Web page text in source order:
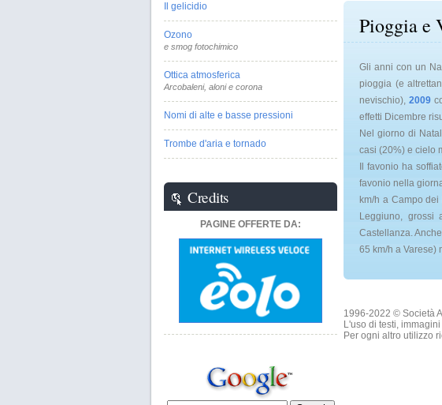
Pioggia e
Gli anni con un
pioggia (e
nevischio),2009
effetti Dicembre
Nel giorno di
casi (20%) e cielo
Il favonio ha
favonio nella
km/h a Campo
Leggiuno,
Castellanza.
65 km/h a Varese)
1996-2022 © Società
L'uso di testi,
Per ogni altro utilizzo
Il gelicidio
Ozono
e smog fotochimico
Ottica atmosferica
Arcobaleni, aloni e corona
Nomi di alte e basse pressioni
Trombe d'aria e tornado
Credits
PAGINE OFFERTE DA: